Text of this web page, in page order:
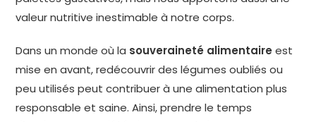
valeur nutritive inestimable à notre corps.
Dans un monde où la souveraineté alimentaire est
mise en avant, redécouvrir des légumes oubliés ou
peu utilisés peut contribuer à une alimentation plus
responsable et saine. Ainsi, prendre le temps